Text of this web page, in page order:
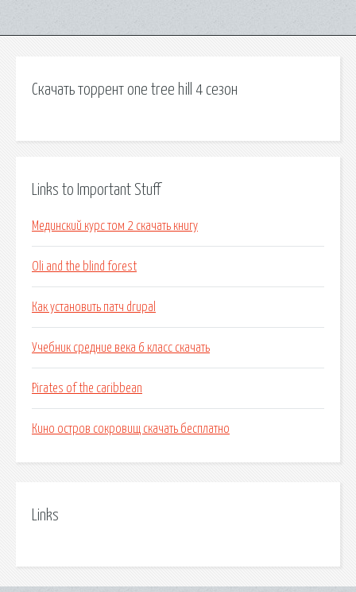
Скачать торрент one tree hill 4 сезон
Links to Important Stuff
Мединский курс том 2 скачать книгу
Oli and the blind forest
Как установить патч drupal
Учебник средние века 6 класс скачать
Pirates of the caribbean
Кино остров сокровищ скачать бесплатно
Links